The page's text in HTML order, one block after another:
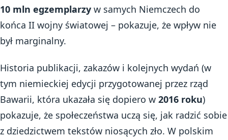
10 mln egzemplarzy w samych Niemczech do
końca II wojny światowej – pokazuje, że wpływ nie
był marginalny.
Historia publikacji, zakazów i kolejnych wydań (w
tym niemieckiej edycji przygotowanej przez rząd
Bawarii, która ukazała się dopiero w 2016 roku)
pokazuje, że społeczeństwa uczą się, jak radzić sobie
z dziedzictwem tekstów niosących zło. W polskim